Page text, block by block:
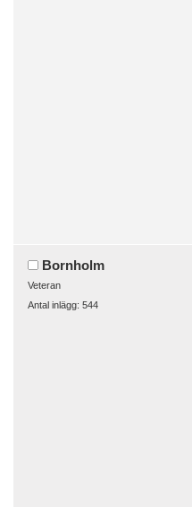
Bornholm
Veteran
Antal inlägg: 544